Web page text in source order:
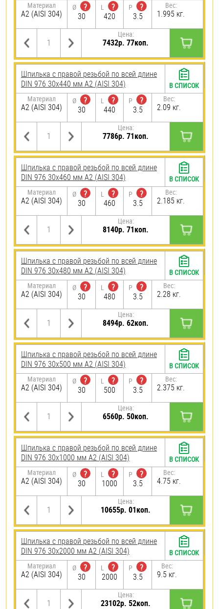
Материал
А2 (AISI 304)
Ø
?
30
L
?
420
P
?
3.5
Вес:
1.995 кг.
Цена:
7432р. 77коп.
Шпилька с правой резьбой по всей длине
DIN 976 30х440 мм А2 (AISI 304)
Материал
А2 (AISI 304)
Ø
?
30
L
?
440
P
?
3.5
Вес:
2.09 кг.
Цена:
7786р. 71коп.
В СПИСОК
Шпилька с правой резьбой по всей длине
DIN 976 30х460 мм А2 (AISI 304)
Материал
А2 (AISI 304)
Ø
?
30
L
?
460
P
?
3.5
Вес:
2.185 кг.
Цена:
8140р. 71коп.
В СПИСОК
Шпилька с правой резьбой по всей длине
DIN 976 30х480 мм А2 (AISI 304)
Материал
А2 (AISI 304)
Ø
?
30
L
?
480
P
?
3.5
Вес:
2.28 кг.
Цена:
8494р. 62коп.
В СПИСОК
Шпилька с правой резьбой по всей длине
DIN 976 30х500 мм А2 (AISI 304)
Материал
А2 (AISI 304)
Ø
?
30
L
?
500
P
?
3.5
Вес:
2.375 кг.
Цена:
6560р. 50коп.
В СПИСОК
Шпилька с правой резьбой по всей длине
DIN 976 30х1000 мм А2 (AISI 304)
Материал
А2 (AISI 304)
Ø
?
30
L
?
1000
P
?
3.5
Вес:
4.75 кг.
Цена:
10655р. 01коп.
В СПИСОК
Шпилька с правой резьбой по всей длине
DIN 976 30х2000 мм А2 (AISI 304)
Материал
А2 (AISI 304)
Ø
?
30
L
?
2000
P
?
3.5
Вес:
9.5 кг.
Цена:
23102р. 52коп.
В СПИСОК